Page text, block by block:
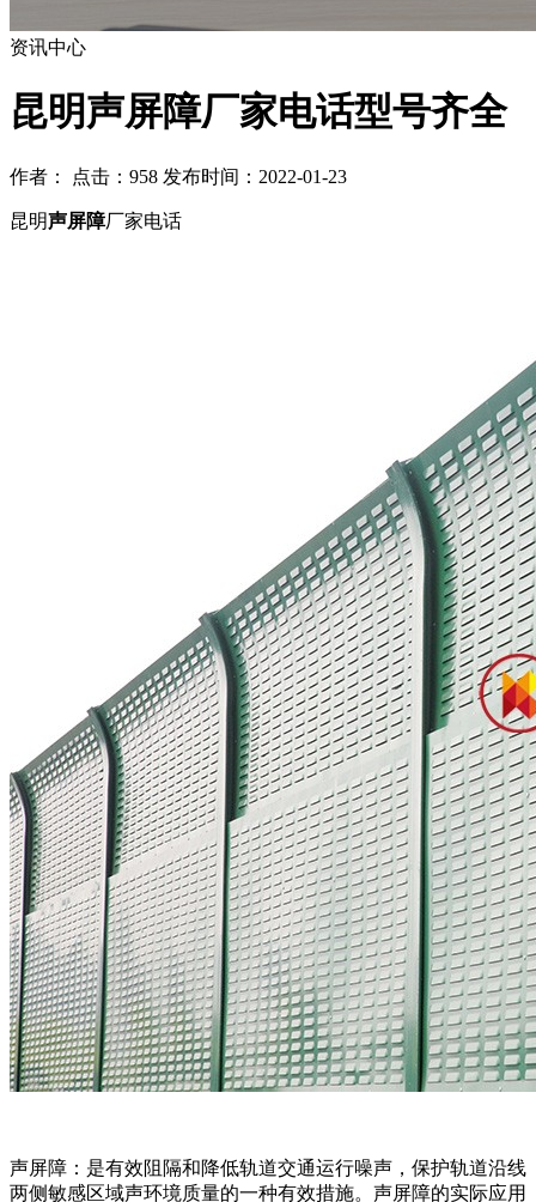
资讯中心
昆明声屏障厂家电话型号齐全
作者： 点击：958 发布时间：2022-01-23
昆明声屏障厂家电话
声屏障：是有效阻隔和降低轨道交通运行噪声，保护轨道沿线
两侧敏感区域声环境质量的一种有效措施。声屏障的实际应用